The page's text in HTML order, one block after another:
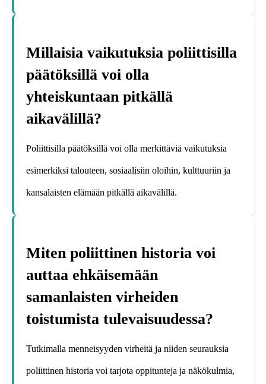
Millaisia vaikutuksia poliittisilla
päätöksillä voi olla
yhteiskuntaan pitkällä
aikavälillä?
Poliittisilla päätöksillä voi olla merkittäviä vaikutuksia
esimerkiksi talouteen, sosiaalisiin oloihin, kulttuuriin ja
kansalaisten elämään pitkällä aikavälillä.
Miten poliittinen historia voi
auttaa ehkäisemään
samanlaisten virheiden
toistumista tulevaisuudessa?
Tutkimalla menneisyyden virheitä ja niiden seurauksia
poliittinen historia voi tarjota oppitunteja ja näkökulmia,